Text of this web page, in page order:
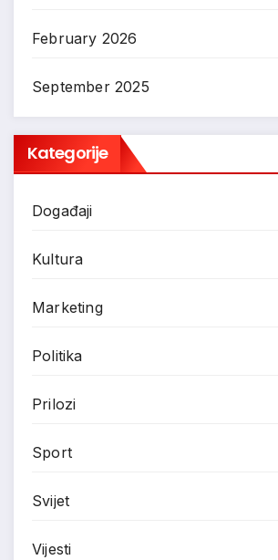
February 2026
September 2025
Kategorije
Događaji
Kultura
Marketing
Politika
Prilozi
Sport
Svijet
Vijesti